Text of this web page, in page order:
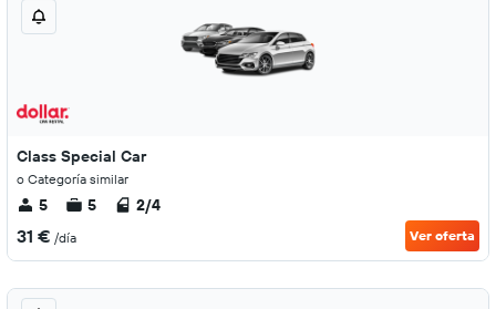
Class Special Car
o Categoría similar
5 5 2/4
31 € /día Ver oferta